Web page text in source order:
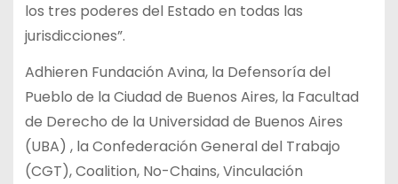
los tres poderes del Estado en todas las
jurisdicciones”.
Adhieren Fundación Avina, la Defensoría del
Pueblo de la Ciudad de Buenos Aires, la Facultad
de Derecho de la Universidad de Buenos Aires
(UBA) , la Confederación General del Trabajo
(CGT), Coalition, No-Chains, Vinculación